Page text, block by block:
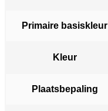
Primaire basiskleur
Kleur
Plaatsbepaling